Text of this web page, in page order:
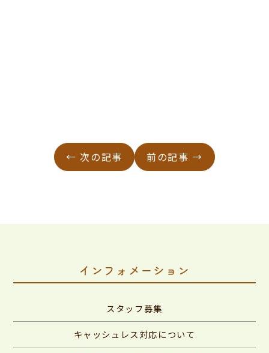
← 次の記事 前の記事 →
インフォメーション
スタッフ募集
キャッシュレス対応について